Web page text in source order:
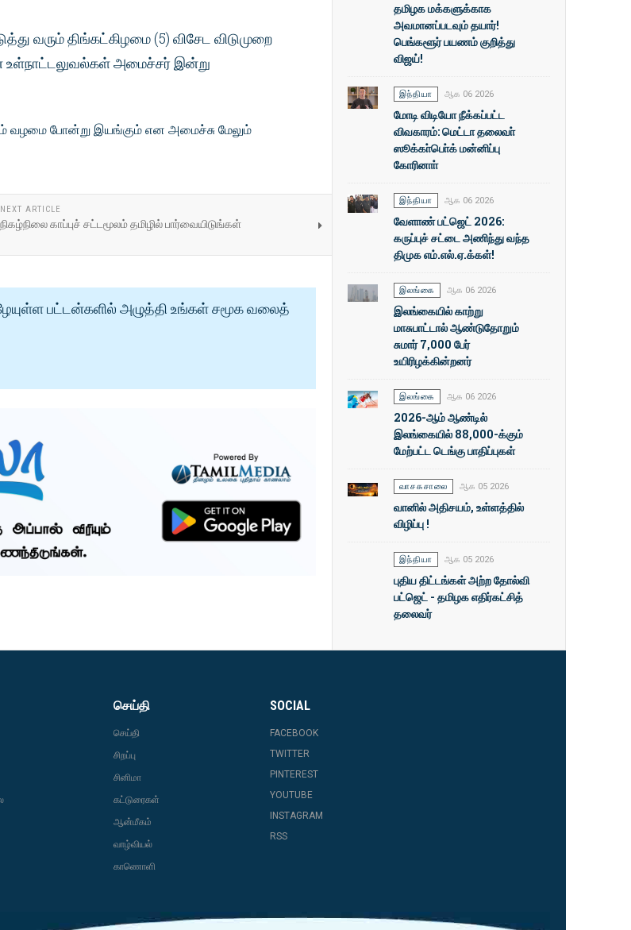
வரும் திங்கட்கிழமை (5) விசேட விடுமுறை
உள்நாட்டலுவல்கள் அமைச்சர் இன்று
வழமை போன்று இயங்கும் என அமைச்சு மேலும்
NEXT ARTICLE
நிகழ்நிலை காப்புச் சட்டமூலம் தமிழில் பார்வையிடுங்கள்
பட்டன்களில் அழுத்தி உங்கள் சமூக வலைத்
தமிழக மக்களுக்காக
அவமானப்படவும் தயார்!
பெங்களூர் பயணம் குறித்து
விஜய்!
இந்தியா ஆக 06 2026
மோடி விடியோ நீக்கப்பட்ட
விவகாரம்: மெட்டா தலைவா்
ஸூக்கா்பொ்க் மன்னிப்பு
கோரினாா்
இந்தியா ஆக 06 2026
வேளாண் பட்ஜெட் 2026:
கருப்புச் சட்டை அணிந்து வந்த
திமுக எம்.எல்.ஏ.க்கள்!
இலங்கை ஆக 06 2026
இலங்கையில் காற்று
மாசுபாட்டால் ஆண்டுதோறும்
சுமார் 7,000 பேர்
உயிரிழக்கின்றனர்
இலங்கை ஆக 06 2026
2026-ஆம் ஆண்டில்
இலங்கையில் 88,000-க்கும்
மேற்பட்ட டெங்கு பாதிப்புகள்
வாசகசாலை ஆக 05 2026
வானில் அதிசயம், உள்ளத்தில்
விழிப்பு !
இந்தியா ஆக 05 2026
புதிய திட்டங்கள் அற்ற தோல்வி
பட்ஜெட் - தமிழக எதிர்கட்சித்
தலைவர்
செய்தி
செய்தி
சிறப்பு
சினிமா
கட்டுரைகள்
ஆன்மீகம்
வாழ்வியல்
காணொளி
SOCIAL
FACEBOOK
TWITTER
PINTEREST
YOUTUBE
INSTAGRAM
RSS